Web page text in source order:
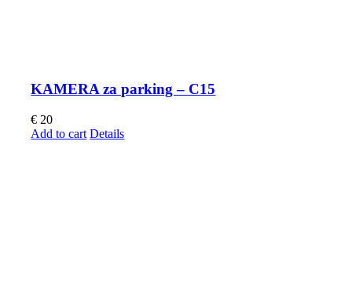
KAMERA za parking – C15
€ 20
Add to cart Details